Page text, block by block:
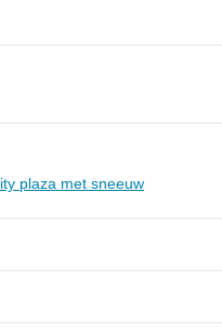
plaza met sneeuw